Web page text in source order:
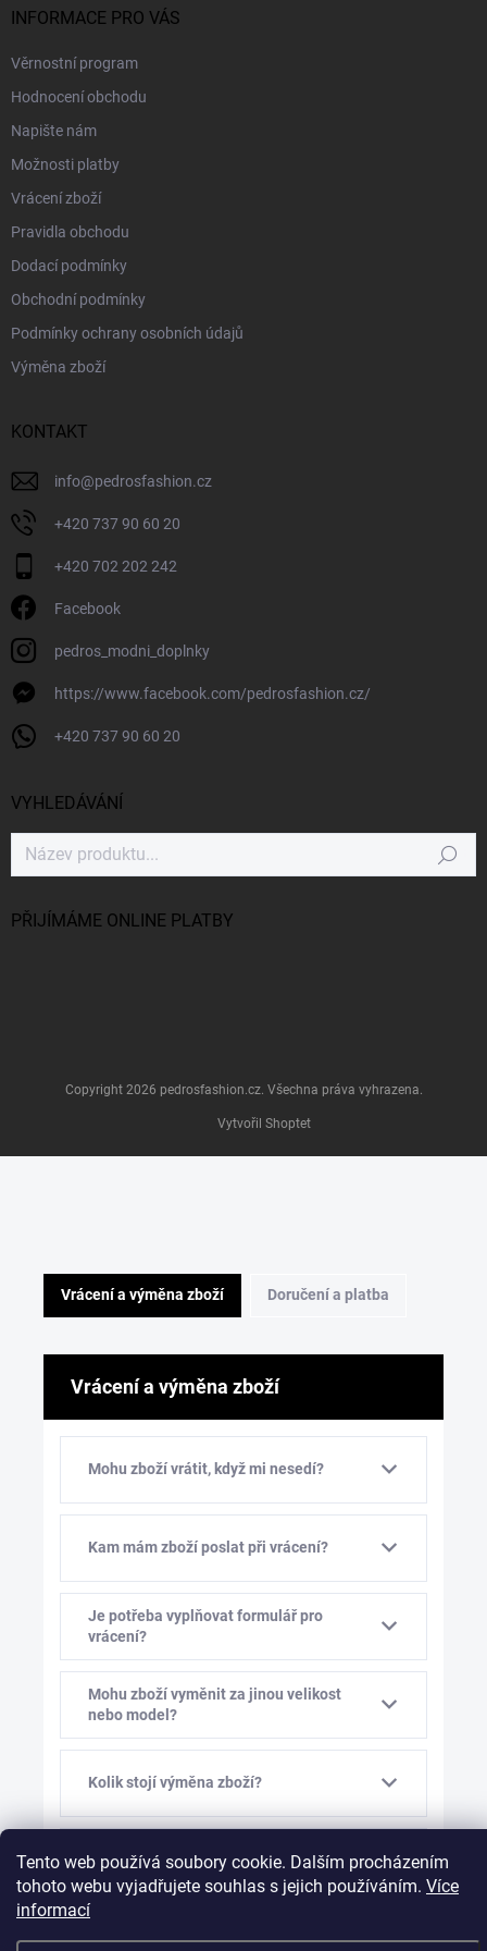
Tento web používá soubory cookie. Dalším procházením
tohoto webu vyjadřujete souhlas s jejich používáním. Více
informací
INFORMACE PRO VÁS
Věrnostní program
Hodnocení obchodu
Napište nám
Možnosti platby
Vrácení zboží
Pravidla obchodu
Dodací podmínky
Obchodní podmínky
Podmínky ochrany osobních údajů
Výměna zboží
KONTAKT
info@pedrosfashion.cz
+420 737 90 60 20
+420 702 202 242
Facebook
pedros_modni_doplnky
https://www.facebook.com/pedrosfashion.cz/
+420 737 90 60 20
VYHLEDÁVÁNÍ
Hledat
PŘIJÍMÁME ONLINE PLATBY
Vytvořil Shoptet
Copyright 2026 pedrosfashion.cz. Všechna práva vyhrazena.
Vrácení a výměna zboží Doručení a platba
Vrácení a výměna zboží
Mohu zboží vrátit, když mi nesedí?
Kam mám zboží poslat při vrácení?
Je potřeba vyplňovat formulář pro
vrácení?
Mohu zboží vyměnit za jinou velikost
nebo model?
Kolik stojí výměna zboží?
Mám vám před výměnou napsat?